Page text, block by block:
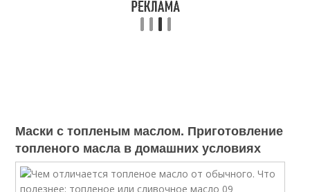
Маски с топленым маслом. Приготовление
топленого масла в домашних условиях